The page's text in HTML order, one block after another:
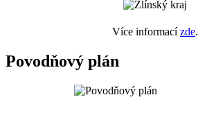
Více informacízde.
Povodňový plán